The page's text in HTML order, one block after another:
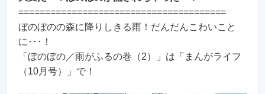
=======================================
ぼのぼのの森に降りしきる雨！だんだんこわいこと
に･･･！
「ぼのぼの／雨がふるの巻（2）」は「まんがライフ
（10月号）」で！